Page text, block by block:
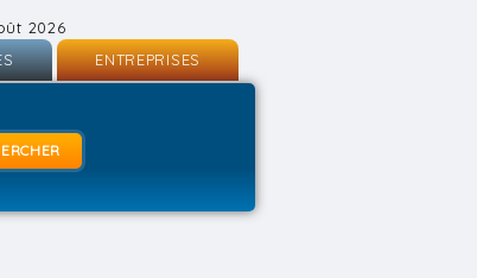
2026
ENTREPRISES